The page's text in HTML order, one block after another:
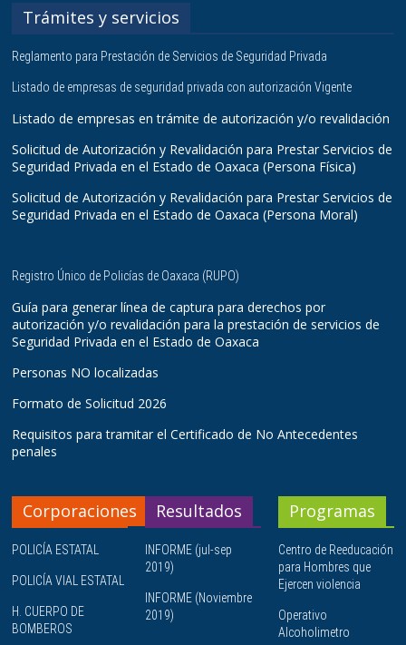
Trámites y servicios
Reglamento para Prestación de Servicios de Seguridad Privada
Listado de empresas de seguridad privada con autorización Vigente
Listado de empresas en trámite de autorización y/o revalidación
Solicitud de Autorización y Revalidación para Prestar Servicios de
Seguridad Privada en el Estado de Oaxaca (Persona Física)
Solicitud de Autorización y Revalidación para Prestar Servicios de
Seguridad Privada en el Estado de Oaxaca (Persona Moral)
Registro Único de Policías de Oaxaca (RUPO)
Guía para generar línea de captura para derechos por
autorización y/o revalidación para la prestación de servicios de
Seguridad Privada en el Estado de Oaxaca
Personas NO localizadas
Formato de Solicitud 2026
Requisitos para tramitar el Certificado de No Antecedentes
penales
Corporaciones
POLICÍA ESTATAL
POLICÍA VIAL ESTATAL
H. CUERPO DE
BOMBEROS
Resultados
INFORME (jul-sep
2019)
INFORME (Noviembre
2019)
Programas
Centro de Reeducación
para Hombres que
Ejercen violencia
Operativo
Alcoholimetro